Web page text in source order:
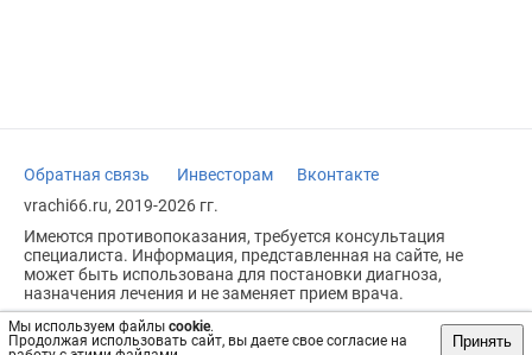
Мы используем файлы cookie.
Продолжая использовать сайт, вы даете свое согласие на
Принять
Обратная связь Инвесторам
Вконтакте
vrachi66.ru, 2019-2026 гг.
Имеются противопоказания, требуется консультация
специалиста. Информация, представленная на сайте, не
может быть использована для постановки диагноза,
назначения лечения и не заменяет прием врача.
Возрастное ограничение: 18+